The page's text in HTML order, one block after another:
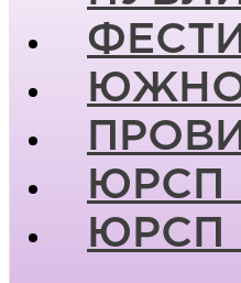
ЮРСП
ЮРСП